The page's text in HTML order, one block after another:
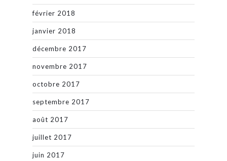
février 2018
janvier 2018
décembre 2017
novembre 2017
octobre 2017
septembre 2017
août 2017
juillet 2017
juin 2017